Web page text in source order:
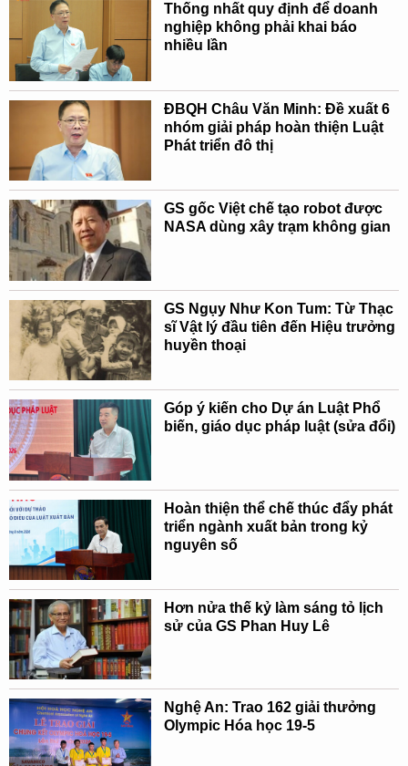
Thống nhất quy định để doanh
nghiệp không phải khai báo
nhiều lần
ĐBQH Châu Văn Minh: Đề xuất 6
nhóm giải pháp hoàn thiện Luật
Phát triển đô thị
GS gốc Việt chế tạo robot được
NASA dùng xây trạm không gian
GS Ngụy Như Kon Tum: Từ Thạc
sĩ Vật lý đầu tiên đến Hiệu trưởng
huyền thoại
Góp ý kiến cho Dự án Luật Phổ
biến, giáo dục pháp luật (sửa đổi)
Hoàn thiện thể chế thúc đẩy phát
triển ngành xuất bản trong kỷ
nguyên số
Hơn nửa thế kỷ làm sáng tỏ lịch
sử của GS Phan Huy Lê
Nghệ An: Trao 162 giải thưởng
Olympic Hóa học 19-5